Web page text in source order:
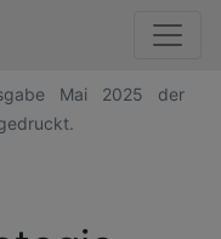
Mai 2025 der